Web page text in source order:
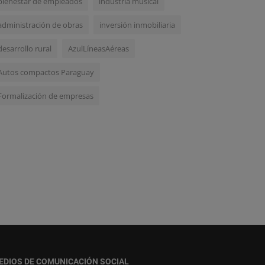
de obras inversión inmobiliaria
rural AzulLíneasAéreas
compactos Paraguay
de empresas
DE COMUNICACIÓN SOCIAL